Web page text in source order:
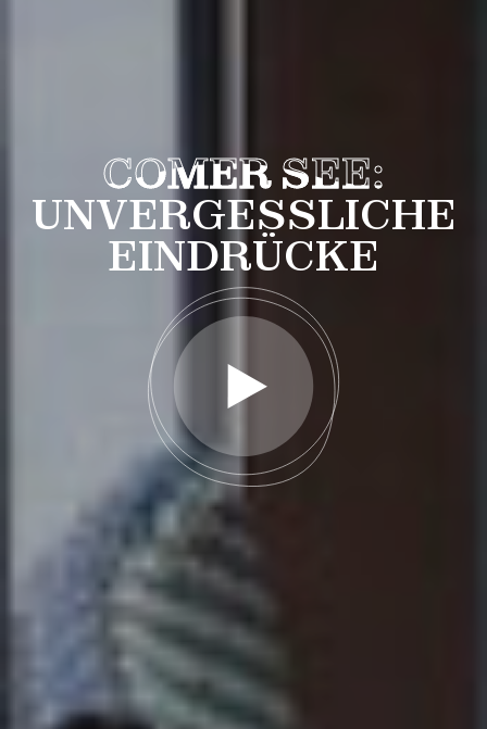
COMER SEE:
UNVERGESSLICHE
EINDRÜCKE